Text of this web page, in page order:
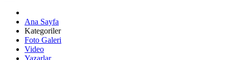
Ana Sayfa
Kategoriler
Foto Galeri
Video
Yazarlar